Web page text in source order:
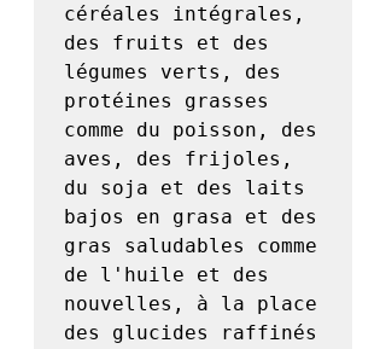
céréales intégrales,
des fruits et des
légumes verts, des
protéines grasses
comme du poisson, des
aves, des frijoles,
du soja et des laits
bajos en grasa et des
gras saludables comme
de l'huile et des
nouvelles, à la place
des glucides raffinés